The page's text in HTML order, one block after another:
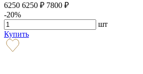
6250 6250 ₽ 7800 ₽
-20%
шт
Купить